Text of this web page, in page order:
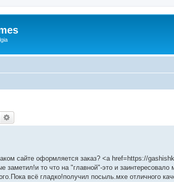
Search
сайте оформляется заказ? <a href=https://
то что на "главной"-это и заинтересовало
всё гладко!получил посыль.мхе отличного